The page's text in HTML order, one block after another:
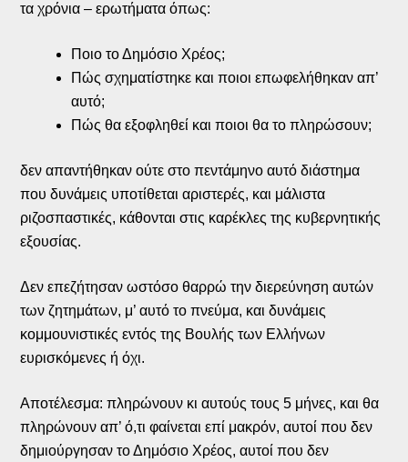
τα χρόνια – ερωτήματα όπως:
Ποιο το Δημόσιο Χρέος;
Πώς σχηματίστηκε και ποιοι επωφελήθηκαν απ’
αυτό;
Πώς θα εξοφληθεί και ποιοι θα το πληρώσουν;
δεν απαντήθηκαν ούτε στο πεντάμηνο αυτό διάστημα
που δυνάμεις υποτίθεται αριστερές, και μάλιστα
ριζοσπαστικές, κάθονται στις καρέκλες της κυβερνητικής
εξουσίας.
Δεν επεζήτησαν ωστόσο θαρρώ την διερεύνηση αυτών
των ζητημάτων, μ’ αυτό το πνεύμα, και δυνάμεις
κομμουνιστικές εντός της Βουλής των Ελλήνων
ευρισκόμενες ή όχι.
Αποτέλεσμα: πληρώνουν κι αυτούς τους 5 μήνες, και θα
πληρώνουν απ’ ό,τι φαίνεται επί μακρόν, αυτοί που δεν
δημιούργησαν το Δημόσιο Χρέος, αυτοί που δεν